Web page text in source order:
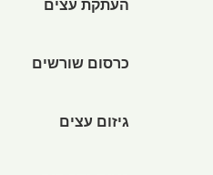
העתקת עצים
כרסום שורשים
גיזום עצים